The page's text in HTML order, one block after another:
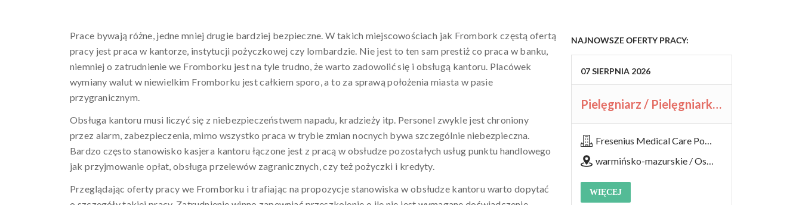
Prace bywają różne, jedne mniej drugie bardziej bezpieczne. W takich miejscowościach jak Frombork częstą ofertą
pracy jest praca w kantorze, instytucji pożyczkowej czy lombardzie. Nie jest to ten sam prestiż co praca w banku,
niemniej o zatrudnienie we Fromborku jest na tyle trudno, że warto zadowolić się i obsługą kantoru. Placówek
wymiany walut w niewielkim Fromborku jest całkiem sporo, a to za sprawą położenia miasta w pasie
przygranicznym.
Obsługa kantoru musi liczyć się z niebezpieczeństwem napadu, kradzieży itp. Personel zwykle jest chroniony
przez alarm, zabezpieczenia, mimo wszystko praca w trybie zmian nocnych bywa szczególnie niebezpieczna.
Bardzo często stanowisko kasjera kantoru łączone jest z pracą w obsłudze pozostałych usług punktu handlowego
jak przyjmowanie opłat, obsługa przelewów zagranicznych, czy też pożyczki i kredyty.
Przeglądając oferty pracy we Fromborku i trafiając na propozycje stanowiska w obsłudze kantoru warto dopytać
NAJNOWSZE OFERTY PRACY:
07SIERPNIA 2026
Pielęgniarz / Pielęgniarka (K/M/N)
Fresenius Medical Care Polska S.A.
warmińsko-mazurskie / Ostróda, Stacja Dializ
WIĘCEJ